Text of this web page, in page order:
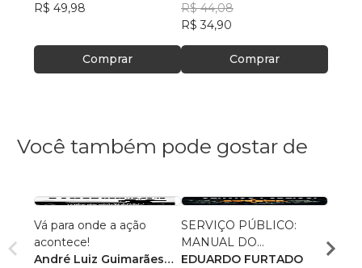
R$ 49,98
Comprar
R$ 44,08
R$ 34,90
Comprar
Você também pode gostar de
Vá para onde a ação
acontece!
André Luiz Guimarães
SERVIÇO PÚBLICO:
MANUAL DO
SOBREVIVENTE
EDUARDO FURTADO